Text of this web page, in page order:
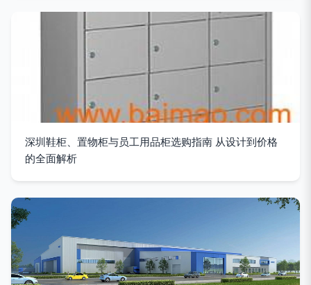
深圳鞋柜、置物柜与员工用品柜选购指南 从设计到价格
的全面解析